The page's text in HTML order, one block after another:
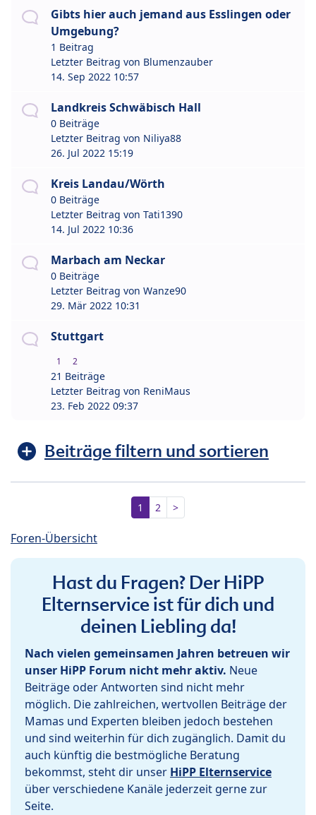
Gibts hier auch jemand aus Esslingen oder
Umgebung?
1 Beitrag
Letzter Beitrag von Blumenzauber
14. Sep 2022 10:57
Landkreis Schwäbisch Hall
0 Beiträge
Letzter Beitrag von Niliya88
26. Jul 2022 15:19
Kreis Landau/Wörth
0 Beiträge
Letzter Beitrag von Tati1390
14. Jul 2022 10:36
Marbach am Neckar
0 Beiträge
Letzter Beitrag von Wanze90
29. Mär 2022 10:31
Stuttgart
1 2
21 Beiträge
Letzter Beitrag von ReniMaus
23. Feb 2022 09:37
Beiträge filtern und sortieren
1 2 >
Foren-Übersicht
Hast du Fragen? Der HiPP
Elternservice ist für dich und
deinen Liebling da!
Nach vielen gemeinsamen Jahren betreuen wir
unser HiPP Forum nicht mehr aktiv. Neue
Beiträge oder Antworten sind nicht mehr
möglich. Die zahlreichen, wertvollen Beiträge der
Mamas und Experten bleiben jedoch bestehen
und sind weiterhin für dich zugänglich. Damit du
auch künftig die bestmögliche Beratung
bekommst, steht dir unser HiPP Elternservice
über verschiedene Kanäle jederzeit gerne zur
Seite.